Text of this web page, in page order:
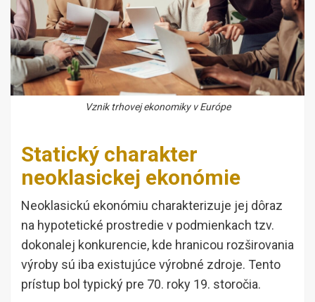
Vznik trhovej ekonomiky v Európe
Statický charakter
neoklasickej ekonómie
Neoklasickú ekonómiu charakterizuje jej dôraz
na hypotetické prostredie v podmienkach tzv.
dokonalej konkurencie, kde hranicou rozširovania
výroby sú iba existujúce výrobné zdroje. Tento
prístup bol typický pre 70. roky 19. storočia.